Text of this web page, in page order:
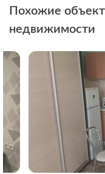
Похожие
недвижимости